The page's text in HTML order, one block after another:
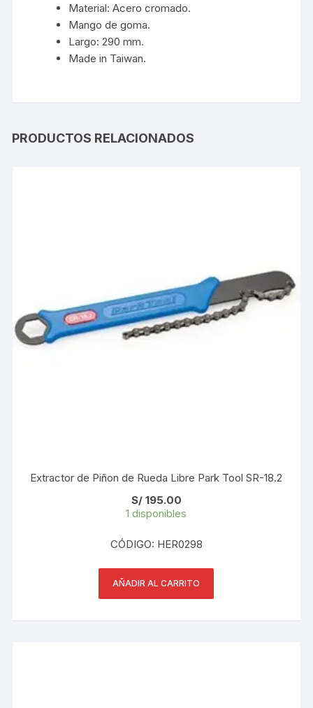
Material: Acero cromado.
Mango de goma.
Largo: 290 mm.
Made in Taiwan.
PRODUCTOS RELACIONADOS
Extractor de Piñon de Rueda Libre Park Tool SR-18.2
S/195.00
1 disponibles
CÓDIGO: HER0298
AÑADIR AL CARRITO